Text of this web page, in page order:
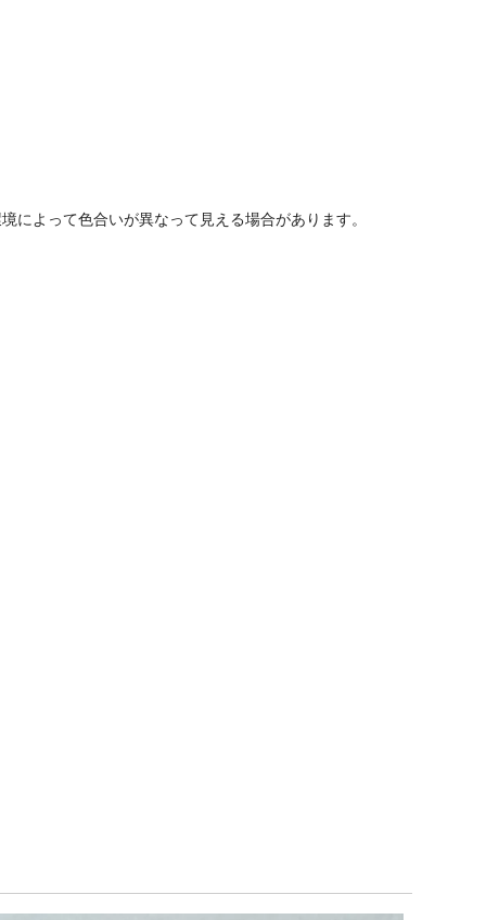
よって色合いが異なって見える場合があります。